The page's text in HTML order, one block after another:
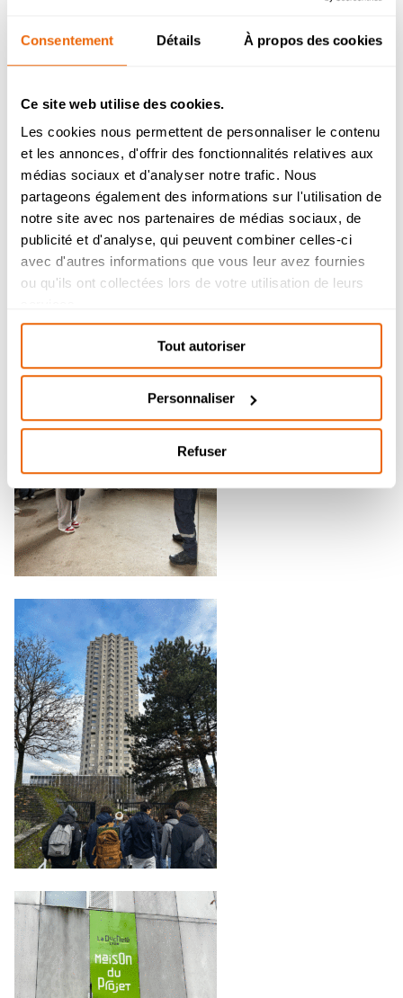
Consentement Détails À propos des cookies
Ce site web utilise des cookies.
Les cookies nous permettent de personnaliser le contenu
et les annonces, d'offrir des fonctionnalités relatives aux
médias sociaux et d'analyser notre trafic. Nous
partageons également des informations sur l'utilisation de
notre site avec nos partenaires de médias sociaux, de
publicité et d'analyse, qui peuvent combiner celles-ci
avec d'autres informations que vous leur avez fournies
ou qu'ils ont collectées lors de votre utilisation de leurs
Tout autoriser
Personnaliser
Refuser
Admission 2026
Bachelor Management Innovation et
Humanités : reprise de l’étude des
dossiers de candidature à partir du 26
août.
Bachelor Design d’Espace et Prépa
étudiés durant l’été.